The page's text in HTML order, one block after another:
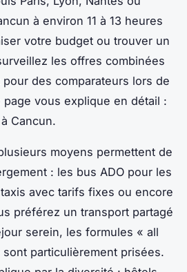
à environ 11 à 13 heures
votre budget ou trouver un
les offres combinées
des comparateurs lors de
page vous explique en détail :
Cancun.
moyens permettent de
: les bus ADO pour les
avec tarifs fixes ou encore
préférez un transport partagé
serein, les formules « all
particulièrement prisées.